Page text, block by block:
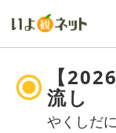
【
流し
やくしだ